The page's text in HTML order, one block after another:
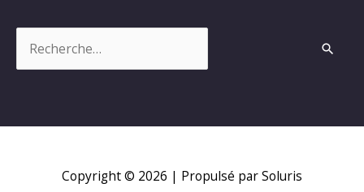
Copyright © 2026 | Propulsé par Soluris